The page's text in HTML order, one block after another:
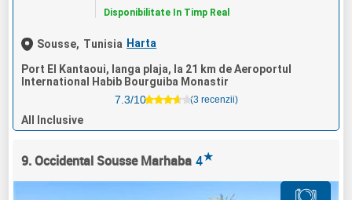
Disponibilitate In Timp Real
Sousse, Tunisia Harta
Port El Kantaoui, langa plaja, la 21 km de Aeroportul
International Habib Bourguiba Monastir
7.3/10
(3 recenzii)
All Inclusive
9. Occidental Sousse Marhaba 4★